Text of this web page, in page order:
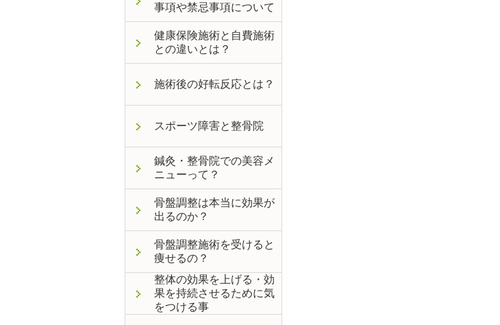
事項や禁忌事項について
健康保険施術と自費施術
との違いとは？
施術後の好転反応とは？
スポーツ障害と整骨院
鍼灸・整骨院での美容メ
ニューって？
骨盤調整は本当に効果が
出るのか？
骨盤調整施術を受けると
痩せるの？
整体の効果を上げる・効
果を持続させるために気
をつける事